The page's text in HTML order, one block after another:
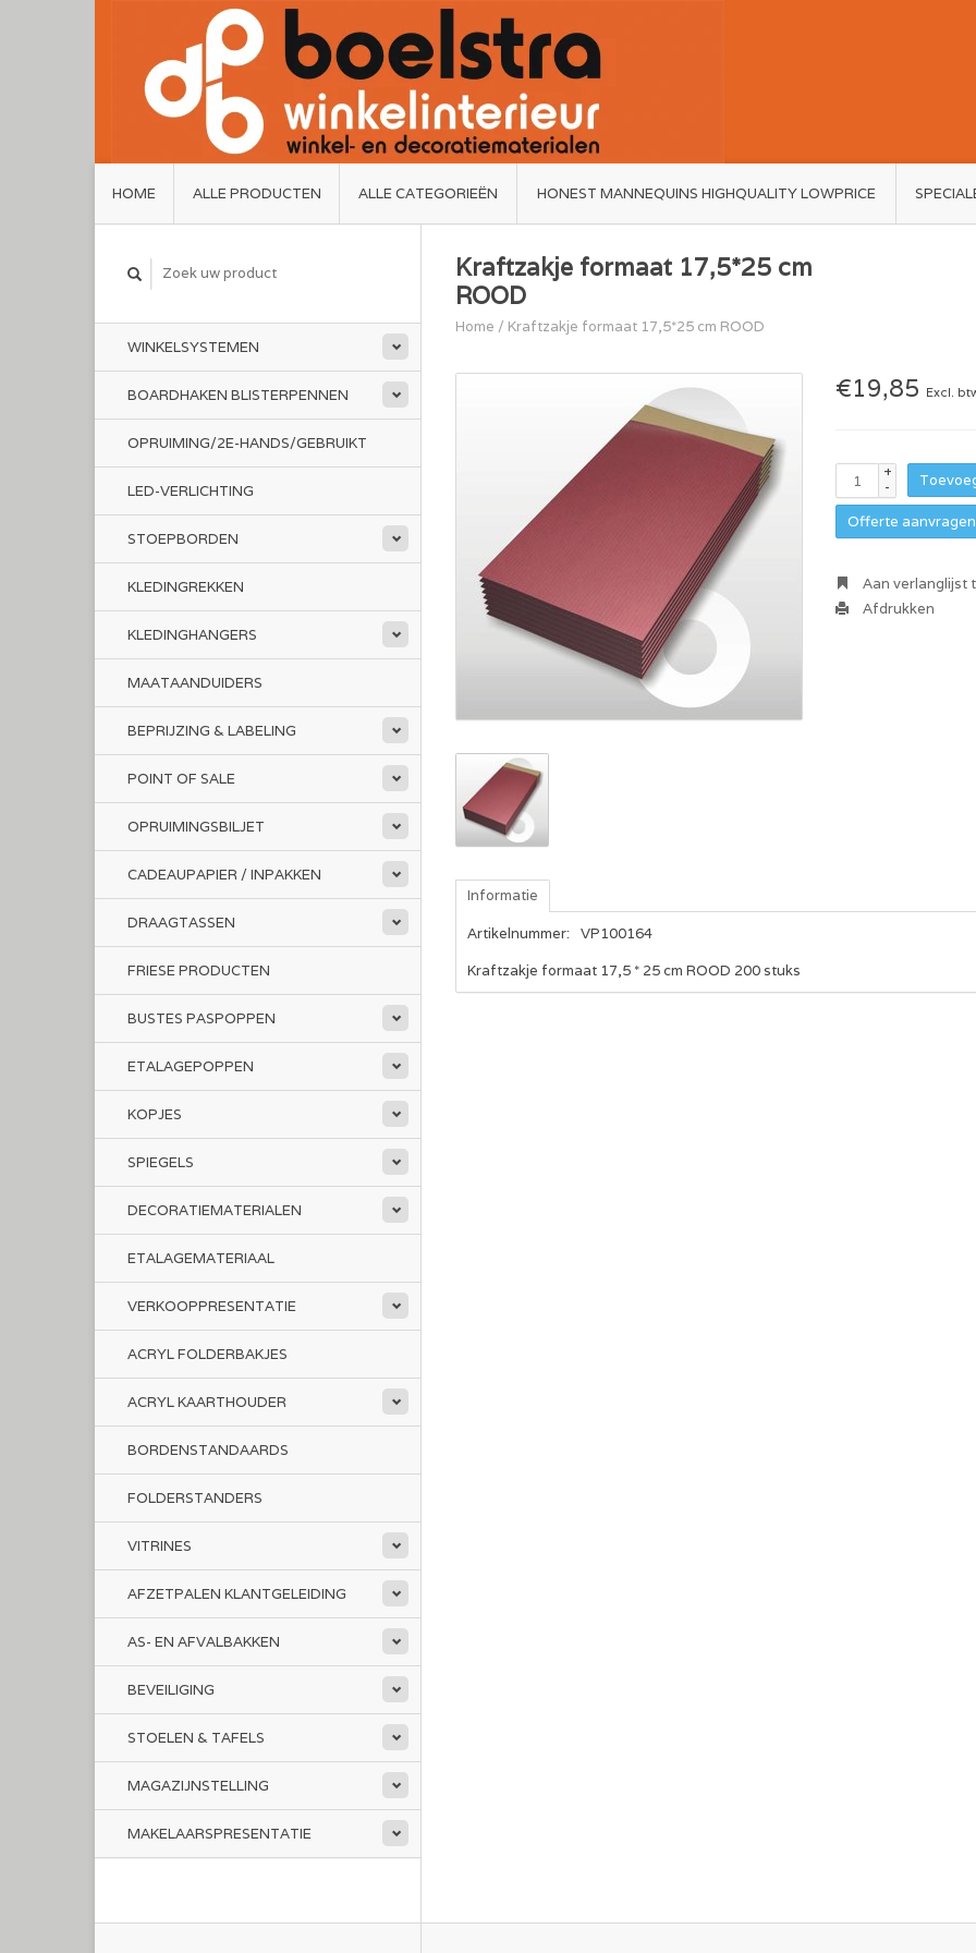
HOME ALLE PRODUCTEN ALLE CATEGORIEËN HONEST MANNEQUINS HIGHQUALITY LOWPRICE
WINKELSYSTEMEN
BOARDHAKEN BLISTERPENNEN
OPRUIMING/2E-HANDS/GEBRUIKT
LED-VERLICHTING
STOEPBORDEN
KLEDINGREKKEN
KLEDINGHANGERS
MAATAANDUIDERS
BEPRIJZING & LABELING
POINT OF SALE
OPRUIMINGSBILJET
CADEAUPAPIER / INPAKKEN
DRAAGTASSEN
FRIESE PRODUCTEN
BUSTES PASPOPPEN
ETALAGEPOPPEN
KOPJES
SPIEGELS
DECORATIEMATERIALEN
ETALAGEMATERIAAL
VERKOOPPRESENTATIE
ACRYL FOLDERBAKJES
ACRYL KAARTHOUDER
BORDENSTANDAARDS
FOLDERSTANDERS
VITRINES
AFZETPALEN KLANTGELEIDING
AS- EN AFVALBAKKEN
BEVEILIGING
STOELEN & TAFELS
MAGAZIJNSTELLING
MAKELAARSPRESENTATIE
Kraftzakje formaat 17,5*25 cm
ROOD
Home / Kraftzakje formaat 17,5*25 cm ROOD
€19,85 Excl.
+
-
Offerte
Aan verlanglijst
Afdrukken
Informatie
Artikelnummer:
VP100164
Kraftzakje formaat 17,5 * 25 cm ROOD 200 stuks